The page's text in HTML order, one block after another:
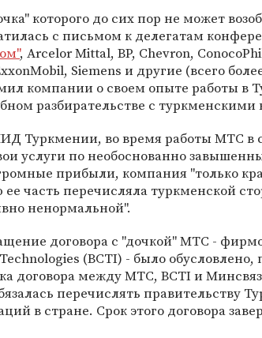
которого до сих пор не может
с письмом к делегатам
, Arcelor Mittal, BP, Chevron,
Siemens и другие (всего
компании о своем опыте работы в
разбирательстве с туркменскими
Туркмении, во время работы МТС в
услуги по необоснованно
прибыли, компания "только
часть перечисляла туркменской
ненормальной".
договора с "дочкой" МТС -
(BCTI) - было
договора между МТС, BCTI и
перечислять правительству
в стране. Срок этого договора